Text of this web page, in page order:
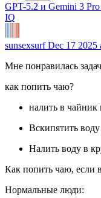
GPT-5.2 и Gemini 3
IQ
sunsexsurfDec 17 2025
Мне понравилась
как попить чаю?
налить в чайник
Вскипятить воду
Налить воду в
Как попить чаю, если
Нормальные люди: